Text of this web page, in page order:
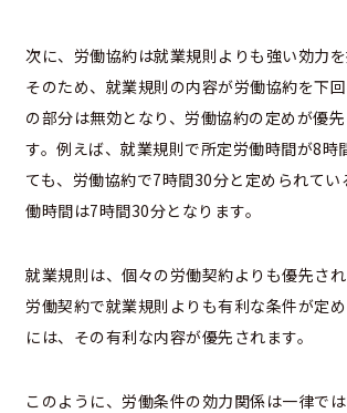
次に、労働協約は就業規則よりも強い効力を
そのため、就業規則の内容が労働協約を下
の部分は無効となり、労働協約の定めが優
す。例えば、就業規則で所定労働時間が8時
ても、労働協約で7時間30分と定められてい
働時間は7時間30分となります。
就業規則は、個々の労働契約よりも優先され
労働契約で就業規則よりも有利な条件が定
には、その有利な内容が優先されます。
このように、労働条件の効力関係は一律で